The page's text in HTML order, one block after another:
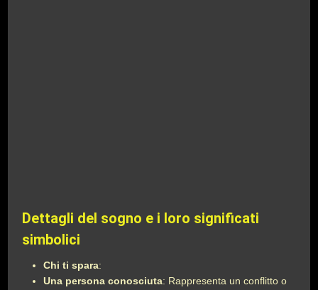
Dettagli del sogno e i loro significati
simbolici
Chi ti spara:
Una persona conosciuta: Rappresenta un conflitto o